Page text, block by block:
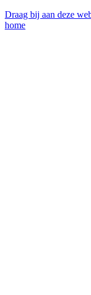
Draag bij aan deze
home